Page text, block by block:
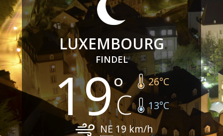
LUXEMBOURG
FINDEL
19 26°C
13°C
NE 19 km/h